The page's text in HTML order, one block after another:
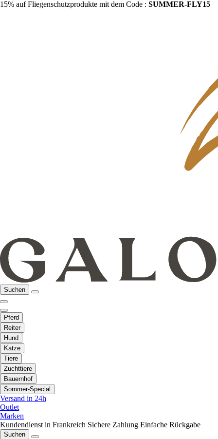
15% auf Fliegenschutzprodukte mit dem Code : SUMMER-FLY15
Suchen
Pferd
Reiter
Hund
Katze
Tiere
Zuchttiere
Bauernhof
Sommer-Special
Versand in 24h
Outlet
Marken
Kundendienst in Frankreich Sichere Zahlung Einfache Rückgabe
Suchen